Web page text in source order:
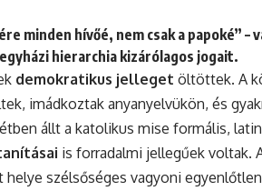
minden hívőé, nem csak a papoké” –
hierarchia kizárólagos jogait.
demokratikus jelleget öltöttek. A
imádkoztak anyanyelvükön, és
állt a katolikus mise formális,
is forradalmi jellegűek voltak.
szélsőséges vagyoni